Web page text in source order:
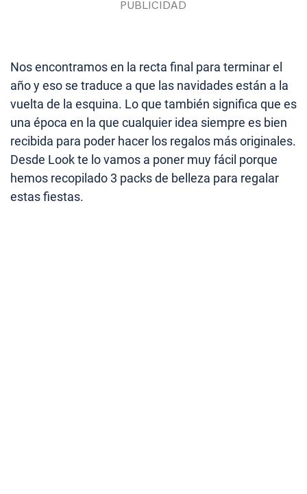
Nos encontramos en la recta final para terminar el
año y eso se traduce a que las navidades están a la
vuelta de la esquina. Lo que también significa que es
una época en la que cualquier idea siempre es bien
recibida para poder hacer los regalos más originales.
Desde Look te lo vamos a poner muy fácil porque
hemos recopilado 3 packs de belleza para regalar
estas fiestas.